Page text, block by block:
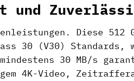
und
Diese 512
30 (V30)
30 MB/s
4K-Video,